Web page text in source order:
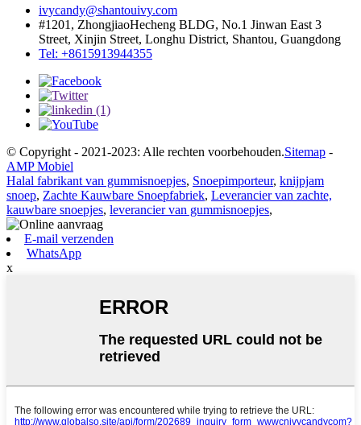
ivycandy@shantouivy.com
#1201, ZhongjiaoHecheng BLDG, No.1 Jinwan East 3
Street, Xinjin Street, Longhu District, Shantou, Guangdong
Tel: +8615913944355
© Copyright - 2021-2023: Alle rechten voorbehouden.Sitemap -
AMP Mobiel
Halal fabrikant van gummisnoepjes, Snoepimporteur, knijpjam
snoep, Zachte Kauwbare Snoepfabriek, Leverancier van zachte,
kauwbare snoepjes, leverancier van gummisnoepjes,
E-mail verzenden
WhatsApp
x